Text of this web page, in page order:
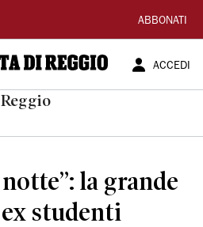
ABBONATI
ACCEDI
Reggio
la grande
studenti